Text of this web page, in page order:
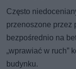
Często
przenoszone przez
bezpośrednio na
„wprawiać w ruch”
budynku.